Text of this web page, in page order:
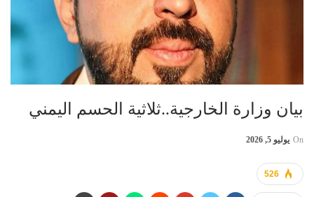
بيان وزارة الخارجية..ثلاثية الحسم اليمني
On يوليو 5, 2026
526